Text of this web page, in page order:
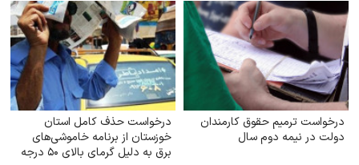
درخواست ترمیم حقوق کارمندان
دولت در نیمه دوم سال
درخواست حذف کامل استان
خوزستان از برنامه خاموشی‌های
برق به دلیل گرمای بالای ۵۰ درجه